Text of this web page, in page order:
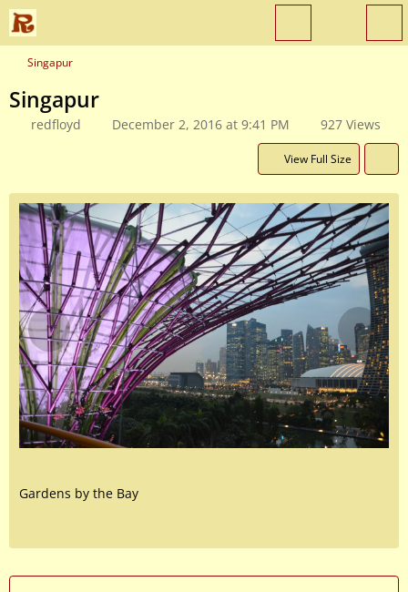
Singapur
Singapur
redfloyd December 2, 2016 at 9:41 PM 927 Views
View Full Size
Gardens by the Bay